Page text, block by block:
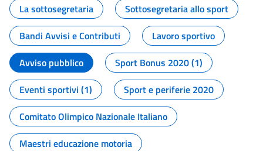
La sottosegretaria
Sottosegretaria allo sport
Bandi Avvisi e Contributi
Lavoro sportivo
Avviso pubblico
Sport Bonus 2020 (1)
Eventi sportivi (1)
Sport e periferie 2020
Comitato Olimpico Nazionale Italiano
Maestri educazione motoria